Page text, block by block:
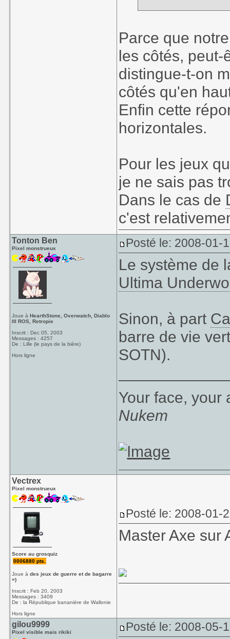
Parce que
les côtés, peut-
distingue-t-on
côtés qu'en
Enfin cette
horizontales.
Pour les jeux
je ne sais pas
Dans le cas de
c'est
Tonton Ben
Pixel monstrueux
Joue àHearthStone, Overwatch, Diablo
III ROS, Retropie
Inscrit : Dec 05, 2003
Messages : 4257
De : Lille (le pays de la bière)
Hors ligne
Posté le: 2008-01-
Le système de
Ultima
Sinon, à part
barre de vie
SOTN).
Your face,
Nukem
Vectrex
Pixel monstrueux
Score au grosquiz
0006880 pts.
Joue àdes jeux de guerre et de bagarre
=)
Inscrit : Feb 20, 2003
Messages : 3409
De : la République bananière de Wallonie
Hors ligne
Posté le: 2008-01-
Master Axe sur
gilou9999
Pixel visible mais rikiki Posté le: 2008-05-